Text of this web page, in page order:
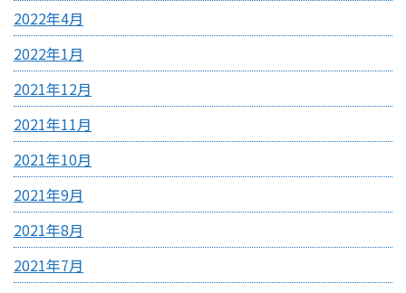
2022年4月
2022年1月
2021年12月
2021年11月
2021年10月
2021年9月
2021年8月
2021年7月